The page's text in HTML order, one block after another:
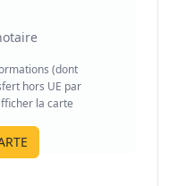
(dont
hors UE par
la carte